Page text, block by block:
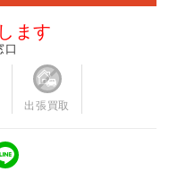
ます
口
出張買取